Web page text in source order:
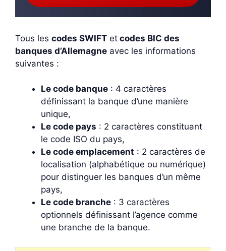
Tous les codes SWIFT et codes BIC des
banques d’Allemagne avec les informations
suivantes :
Le code banque : 4 caractères
définissant la banque d’une manière
unique,
Le code pays : 2 caractères constituant
le code ISO du pays,
Le code emplacement : 2 caractères de
localisation (alphabétique ou numérique)
pour distinguer les banques d’un même
pays,
Le code branche : 3 caractères
optionnels définissant l’agence comme
une branche de la banque.